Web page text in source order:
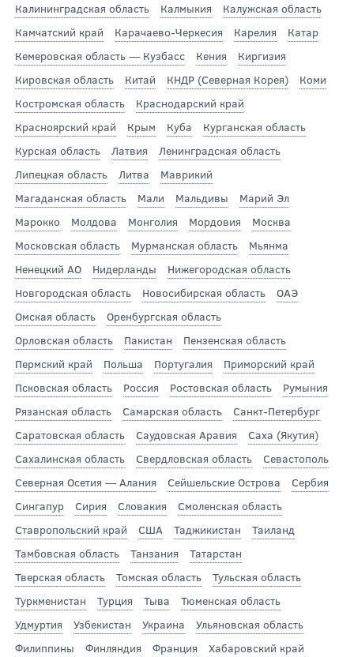
Калининградская область
Калмыкия
Калужская область
Камчатский край
Карачаево-Черкесия Карелия
Катар
Кемеровская область — Кузбасс
Кения
Киргизия
Кировская область
Китай КНДР (Северная Корея)
Коми
Костромская область
Краснодарский край
Красноярский край
Крым Куба
Курганская область
Курская область
Латвия
Ленинградская область
Липецкая область
Литва
Маврикий
Магаданская область
Мали Мальдивы
Марий Эл
Марокко
Молдова Монголия Мордовия
Москва
Московская область
Мурманская область
Мьянма
Ненецкий АО
Нидерланды
Нижегородская область
Новгородская область
Новосибирская область
ОАЭ
Омская область
Оренбургская область
Орловская область
Пакистан
Пензенская область
Пермский край
Польша Португалия
Приморский край
Псковская область
Россия Ростовская область
Румыния
Рязанская область
Самарская область
Санкт-Петербург
Саратовская область
Саудовская Аравия
Саха (Якутия)
Сахалинская область
Свердловская область
Севастополь
Северная Осетия — Алания
Сейшельские Острова
Сербия
Сингапур
Сирия Словакия
Смоленская область
Ставропольский край
США Таджикистан
Таиланд
Тамбовская область
Танзания
Татарстан
Тверская область
Томская область
Тульская область
Туркменистан
Турция Тыва
Тюменская область
Удмуртия
Узбекистан Украина
Ульяновская область
Филиппины
Финляндия Франция
Хабаровский край